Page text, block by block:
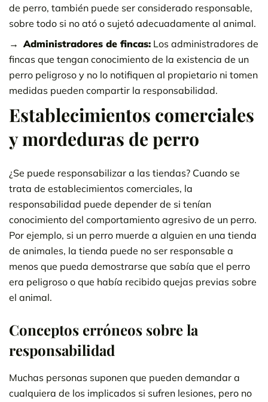
de perro, también puede ser considerado responsable,
sobre todo si no ató o sujetó adecuadamente al animal.
Administradores de fincas: Los administradores de
fincas que tengan conocimiento de la existencia de un
perro peligroso y no lo notifiquen al propietario ni tomen
medidas pueden compartir la responsabilidad.
Establecimientos comerciales
y mordeduras de perro
¿Se puede responsabilizar a las tiendas? Cuando se
trata de establecimientos comerciales, la
responsabilidad puede depender de si tenían
conocimiento del comportamiento agresivo de un perro.
Por ejemplo, si un perro muerde a alguien en una tienda
de animales, la tienda puede no ser responsable a
menos que pueda demostrarse que sabía que el perro
era peligroso o que había recibido quejas previas sobre
el animal.
Conceptos erróneos sobre la
responsabilidad
Muchas personas suponen que pueden demandar a
cualquiera de los implicados si sufren lesiones, pero no